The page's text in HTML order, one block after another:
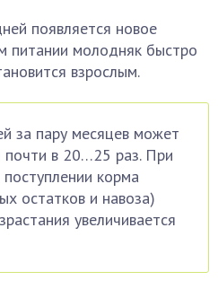
появляется новое
питании молодняк быстро
взрослым.
за пару месяцев может
почти в 20…25 раз. При
корма
остатков и навоза)
увеличивается